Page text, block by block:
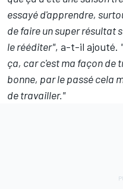
essayé d'apprendre,
de faire un super résultat
le rééditer", a-t-il ajouté.
ça, car c'est ma façon de
bonne, par le passé cela
de travailler."